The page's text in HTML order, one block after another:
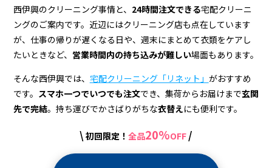
宅
配
ク
リ
ー
西伊興のクリーニング事情と、 24時間注文できる宅配クリーニ
ングのご案内です。近辺にはクリーニング店も点在しています
が、仕事の帰りが遅くなる日や、週末にまとめて衣類をケアし
たいときなど、 営業時間内の持ち込みが難しい場面もあります。
そんな西伊興では、 宅配クリーニング「リネット」 がおすすめ
です。 スマホ一つでいつでも注文でき、集荷からお届けまで玄関
先で完結。持ち運びでかさばりがちな衣替えにも便利です。
\ 初回限定！ 全品20%OFF /